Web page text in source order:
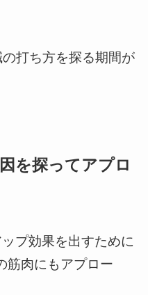
の打ち方を探る期間が
を探ってアプロ
プ効果を出すために
筋肉にもアプロー